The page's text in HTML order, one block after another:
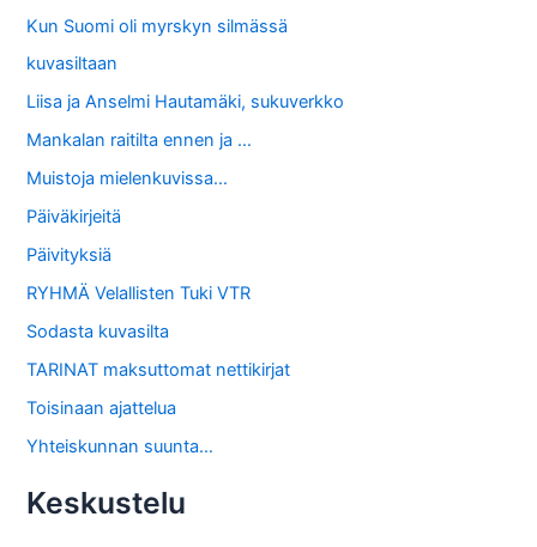
Kun Suomi oli myrskyn silmässä
kuvasiltaan
Liisa ja Anselmi Hautamäki, sukuverkko
Mankalan raitilta ennen ja …
Muistoja mielenkuvissa…
Päiväkirjeitä
Päivityksiä
RYHMÄ Velallisten Tuki VTR
Sodasta kuvasilta
TARINAT maksuttomat nettikirjat
Toisinaan ajattelua
Yhteiskunnan suunta…
Keskustelu